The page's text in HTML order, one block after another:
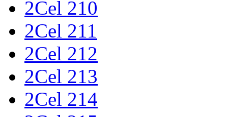
2Cel 210
2Cel 211
2Cel 212
2Cel 213
2Cel 214